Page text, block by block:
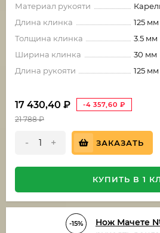
Материал рукояти
Длина клинка
125 мм
Толщина клинка
3.5 мм
Ширина клинка
30 мм
Длина рукояти
125 мм
17 430,40 ₽ -4 357,60 ₽
21 788₽
- + ЗАКАЗАТЬ
КУПИТЬ В 1
-15%
Нож Мачете